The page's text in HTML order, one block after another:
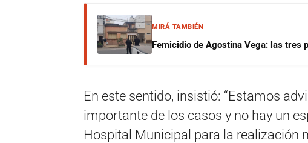
MIRÁ TAMBIÉN
Femicidio de Agostina Vega: las tres
En este sentido, insistió: “Estamos
importante de los casos y no hay un
Hospital Municipal para la realización